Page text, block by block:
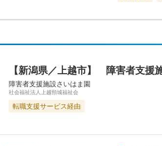
【新潟県／上越市】 障害者支援
障害者支援施設さいはま園
社会福祉法人上越頸城福祉会
転職支援サービス経由